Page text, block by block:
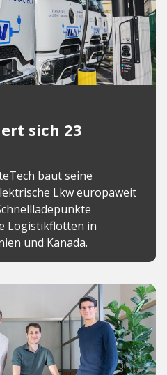
sich 23
baut seine
Lkw europaweit
Logistikflotten in
und Kanada.